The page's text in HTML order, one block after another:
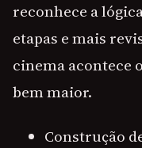
reconhece a
etapas e mais
cinema acontece
bem maior.
Construção